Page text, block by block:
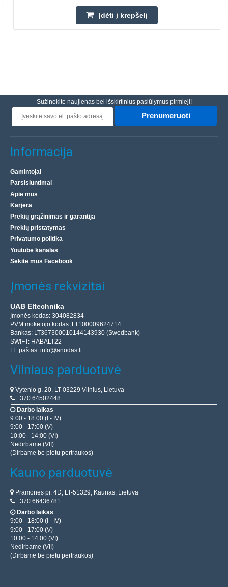
Įdėti į krepšelį
Sužinokite naujienas bei išskirtinius pasiūlymus pirmieji!
Prenumeruoti
Informacija
Gamintojai
Parsisiuntimai
Apie mus
Karjera
Prekių grąžinimas ir garantija
Prekių pristatymas
Privatumo politika
Youtube kanalas
Sekite mus Facebook
Įmonės rekvizitai
UAB Eltechnika
Įmonės kodas: 304082834
PVM mokėtojo kodas: LT100009624714
Bankas: LT367300010144143930 (Swedbank)
SWIFT: HABALT22
El. paštas: info@anodas.lt
Vilniaus parduotuvė
Vytenio g. 20, LT-03229 Vilnius, Lietuva
+370 64502448
Darbo laikas
9:00 - 18:00 (I - IV)
9:00 - 17:00 (V)
10:00 - 14:00 (VI)
Nedirbame (VII)
(Dirbame be pietų pertraukos)
Kauno parduotuvė
Pramonės pr. 4D, LT-51329, Kaunas, Lietuva
+370 66436781
Darbo laikas
9:00 - 18:00 (I - IV)
9:00 - 17:00 (V)
10:00 - 14:00 (VI)
Nedirbame (VII)
(Dirbame be pietų pertraukos)